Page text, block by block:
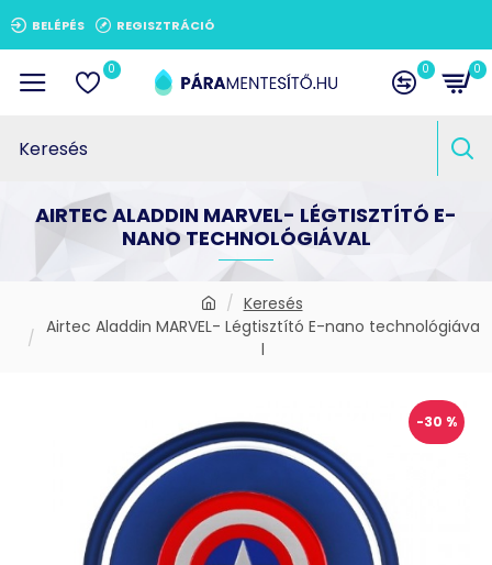
BELÉPÉS REGISZTRÁCIÓ
0 0 0
Keresés
Airtec Aladdin MARVEL- Légtisztító E-nano technológiáva
l
AIRTEC ALADDIN MARVEL- LÉGTISZTÍTÓ E-
NANO TECHNOLÓGIÁVAL
-30 %